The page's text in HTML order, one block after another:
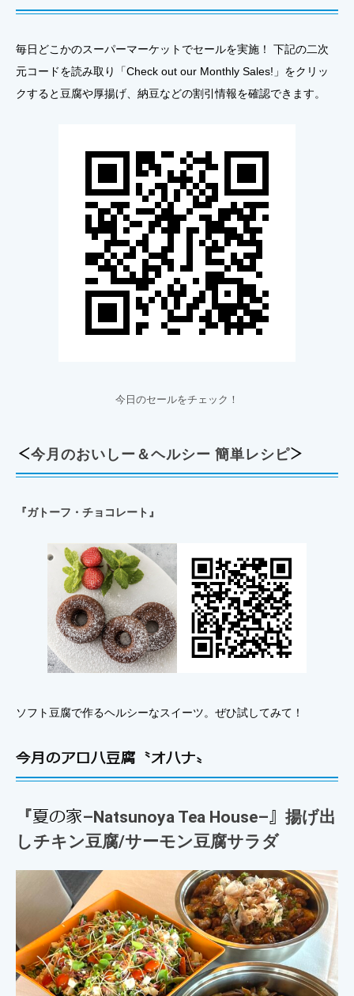
毎日どこかのスーパーマーケットでセールを実施！ 下記の二次
元コードを読み取り「Check out our Monthly Sales!」をクリッ
クすると豆腐や厚揚げ、納豆などの割引情報を確認できます。
今日のセールをチェック！
＜今月のおいしー＆ヘルシー 簡単レシピ＞
『ガトーフ・チョコレート』
ソフト豆腐で作るヘルシーなスイーツ。ぜひ試してみて！
今月のアロハ豆腐〝オハナ〟
『夏の家–Natsunoya Tea House–』 揚げ出
しチキン豆腐/サーモン豆腐サラダ